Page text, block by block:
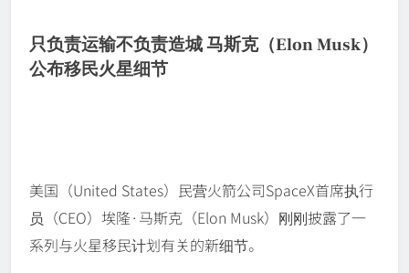
只负责运输不负责造城 马斯克（Elon Musk）
公布移民火星细节
美国（United States）民营火箭公司SpaceX首席执行
员（CEO）埃隆·马斯克（Elon Musk）刚刚披露了一
系列与火星移民计划有关的新细节。